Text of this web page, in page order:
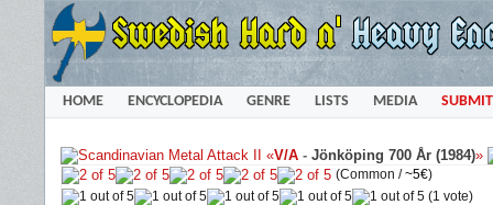
HOME ENCYCLOPEDIA GENRE LISTS MEDIA SUBMIT
«V/A - Jönköping 700 År (1984)»
(Common /~5€)
(1 vote)